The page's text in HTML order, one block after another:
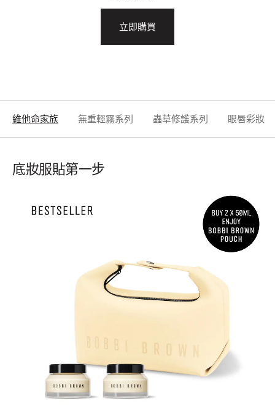
立即購買
維他命家族 無重輕霧系列 蟲草修護系列 眼唇彩妝
底妝服貼第一步